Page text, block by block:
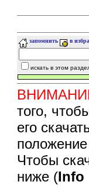
запомнить в
искать в этом
того,
его
Чтобы
ниже (Info